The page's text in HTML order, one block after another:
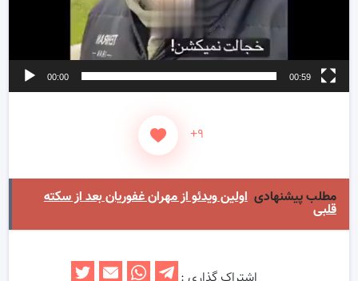
00:00 00:59
+۹
مطلب پیشنهادی اولین ویدئو از مهران غفوریان بعد از سکته
قلبی